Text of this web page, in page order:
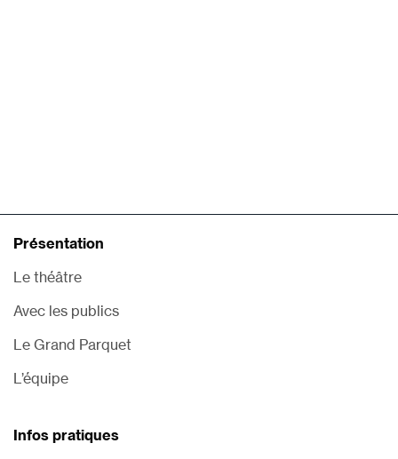
Présentation
Le théâtre
Avec les publics
Le Grand Parquet
L’équipe
Infos pratiques